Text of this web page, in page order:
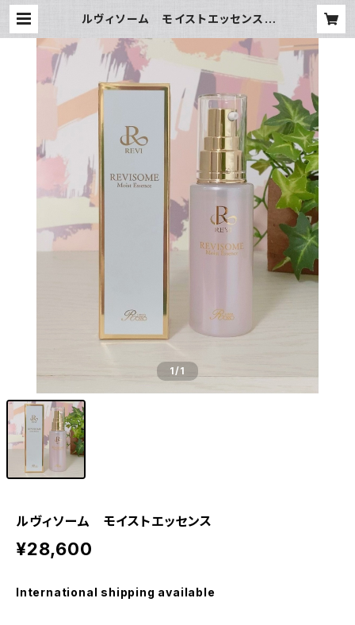
ルヴィソーム モイストエッセンス |
1/1
ルヴィソーム モイストエッセンス
¥28,600
International shipping available